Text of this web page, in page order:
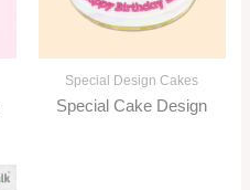
Special Design Cakes
Special Cake Design